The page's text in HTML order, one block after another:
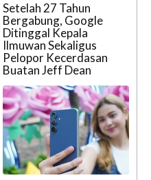
Setelah 27 Tahun
Bergabung, Google
Ditinggal Kepala
Ilmuwan Sekaligus
Pelopor Kecerdasan
Buatan Jeff Dean